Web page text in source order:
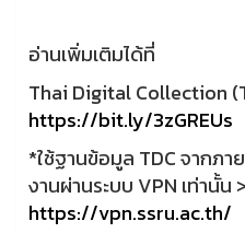
อ่านเพิ่มเติมได้ที่
Thai Digital Collection
https://bit.ly/3zGREUs
*ใช้ฐานข้อมูล TDC จากภ
งานผ่านระบบ VPN เท่านั้น
https://vpn.ssru.ac.th/